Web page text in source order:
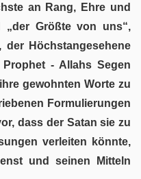
an Rang, Ehre und
„der Größte von uns“,
Höchstangesehene
- Allahs Segen
gewohnten Worte zu
Formulierungen
dass der Satan sie zu
verleiten könnte,
und seinen Mitteln